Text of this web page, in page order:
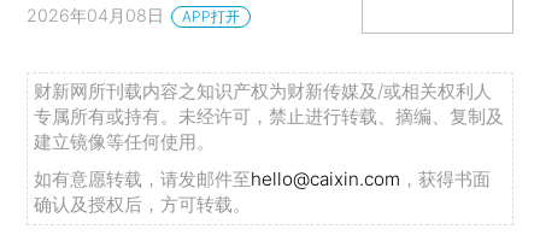
2026年04月08日 APP打开
财新网所刊载内容之知识产权为财新传媒及/或相关权利人
专属所有或持有。未经许可，禁止进行转载、摘编、复制及
建立镜像等任何使用。
如有意愿转载，请发邮件至hello@caixin.com ，获得书面
确认及授权后，方可转载。